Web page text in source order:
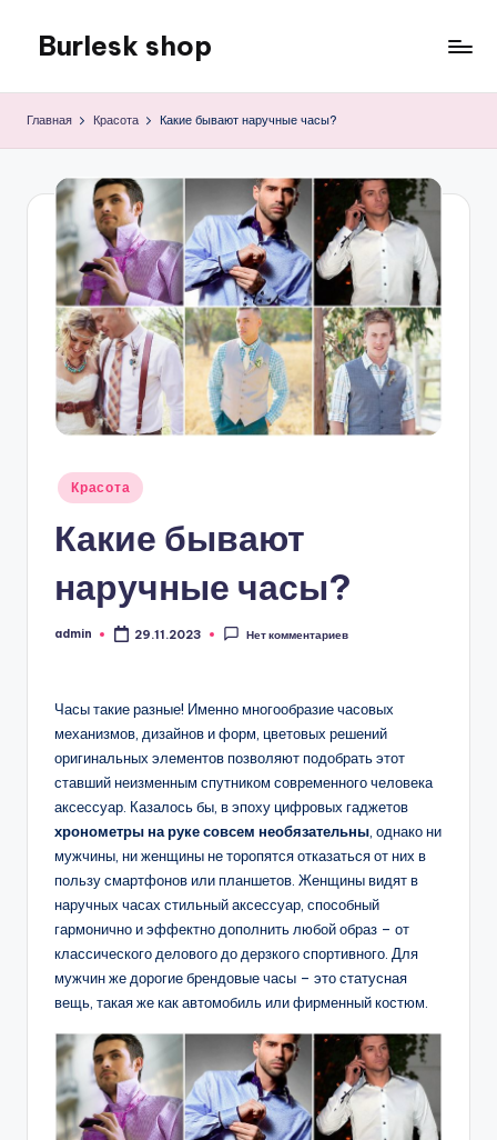
Перейти
содержимому
Burlesk shop
семьи
Главная Красота Какие бывают наручные часы?
Опубликовано
Красота
Какие бывают
наручные часы?
Запись
admin 29.11.2023 Нет комментариев
Часы такие разные! Именно многообразие часовых
механизмов, дизайнов и форм, цветовых решений
оригинальных элементов позволяют подобрать этот
ставший неизменным спутником современного человека
аксессуар. Казалось бы, в эпоху цифровых гаджетов
хронометры на руке совсем необязательны , однако ни
мужчины, ни женщины не торопятся отказаться от них в
пользу смартфонов или планшетов. Женщины видят в
наручных часах стильный аксессуар, способный
гармонично и эффектно дополнить любой образ – от
классического делового до дерзкого спортивного. Для
мужчин же дорогие брендовые часы – это статусная
вещь, такая же как автомобиль или фирменный костюм.